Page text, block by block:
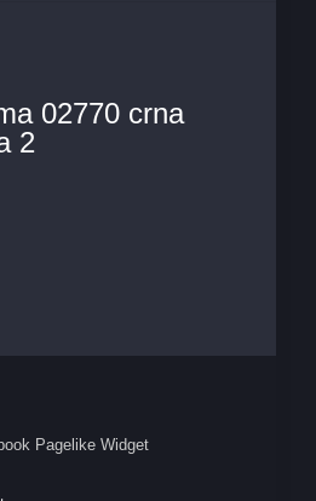
02770 crna
2